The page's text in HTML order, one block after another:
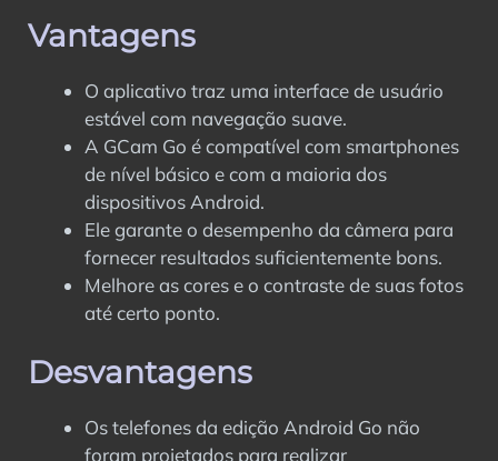
Vantagens
O aplicativo traz uma interface de usuário
estável com navegação suave.
A GCam Go é compatível com smartphones
de nível básico e com a maioria dos
dispositivos Android.
Ele garante o desempenho da câmera para
fornecer resultados suficientemente bons.
Melhore as cores e o contraste de suas fotos
até certo ponto.
Desvantagens
Os telefones da edição Android Go não
foram projetados para realizar